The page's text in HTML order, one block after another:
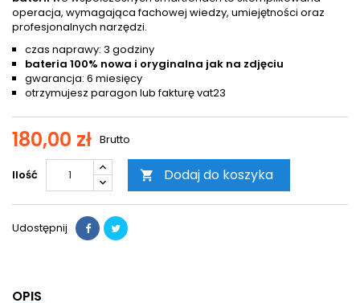
operacja, wymagająca fachowej wiedzy, umiejętności oraz
profesjonalnych narzędzi.
czas naprawy: 3 godziny
bateria 100% nowa i oryginalna jak na zdjęciu
gwarancja: 6 miesięcy
otrzymujesz paragon lub fakturę vat23
180,00 zł Brutto
Ilość  Dodaj do koszyka
Udostępnij
OPIS